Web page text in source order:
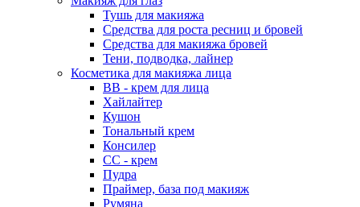
Тушь для макияжа
Средства для роста ресниц и бровей
Средства для макияжа бровей
Тени, подводка, лайнер
Косметика для макияжа лица
ВВ - крем для лица
Хайлайтер
Кушон
Тональный крем
Консилер
СС - крем
Пудра
Праймер, база под макияж
Румяна